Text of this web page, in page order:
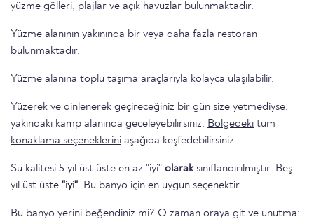
yüzme gölleri, plajlar ve açık havuzlar bulunmaktadır.
Yüzme alanının yakınında bir veya daha fazla restoran
bulunmaktadır.
Yüzme alanına toplu taşıma araçlarıyla kolayca ulaşılabilir.
Yüzerek ve dinlenerek geçireceğiniz bir gün size yetmediyse,
yakındaki kamp alanında geceleyebilirsiniz. Bölgedeki tüm
konaklama seçeneklerini aşağıda keşfedebilirsiniz.
Su kalitesi 5 yıl üst üste en az "iyi" olaraksınıflandırılmıştır. Beş
yıl üst üste "iyi". Bu banyo için en uygun seçenektir.
Bu banyo yerini beğendiniz mi? O zaman oraya git ve unutma: